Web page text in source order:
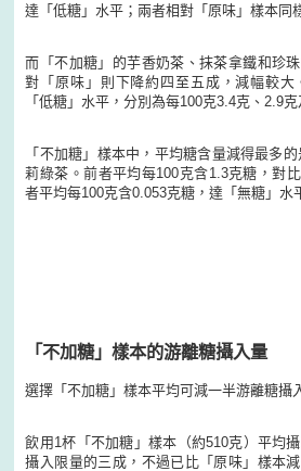
達「低糖」水平；兩者相對「原味」樣本同
而「不加糖」的芋香奶茶、抹茶拿鐵和珍
對「原味」則下降約四至五成，減幅較
「低糖」水平，分別為每100克3.4克、2.9克
「不加糖」樣本中，平均糖含量減得最多
莉綠茶。前者平均每100克含1.3克糖，對
者平均每100克含0.053克糖，達「無糖」水
「不加糖」樣本的游離糖攝入量
選擇「不加糖」樣本平均可減一半游離糖攝
飲用1杯「不加糖」樣本（約510克）平均
攝入限量的三成，不過已比「原味」樣本